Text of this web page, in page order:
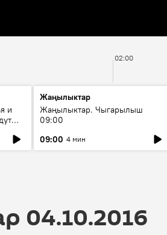
02:00
и
Жаңылыктар
Жаңылыктар. Чыгарылыш
09:00
09:00 4 мин
04.10.2016